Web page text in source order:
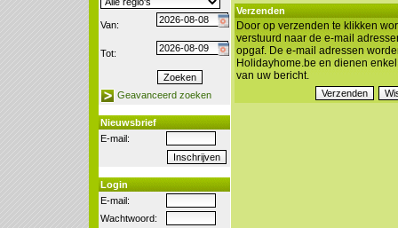
Van:
Tot:
Geavanceerd zoeken
Nieuwsbrief
E-mail:
Login
E-mail:
Wachtwoord:
Verzenden
Door op verzenden te klikken
verstuurd naar de e-mail
opgaf. De e-mail adressen
Holidayhome.be en dienen
van uw bericht.